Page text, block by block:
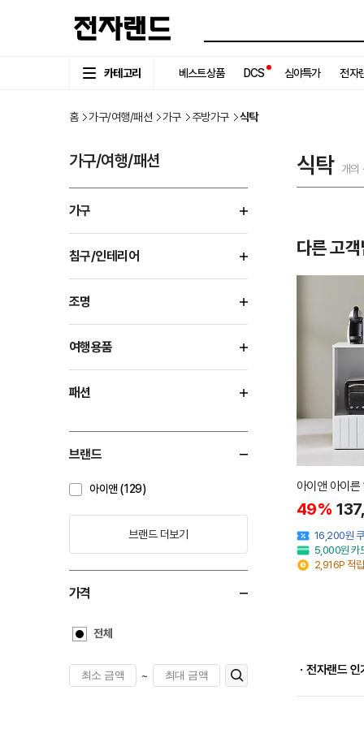
카테고리 베스트상품 DCS 심야특가 전자
홈 가구/여행/패션 가구 주방가구 식탁
가구/여행/패션
가구
침구/인테리어
조명
여행용품
패션
브랜드
아이앤 (129)
브랜드 더보기
가격
전체
~
식탁 개의
다른 고
아이앤 아이
49%
16,200원
5,000원 카
2,916P 적립
ㆍ전자랜드 인